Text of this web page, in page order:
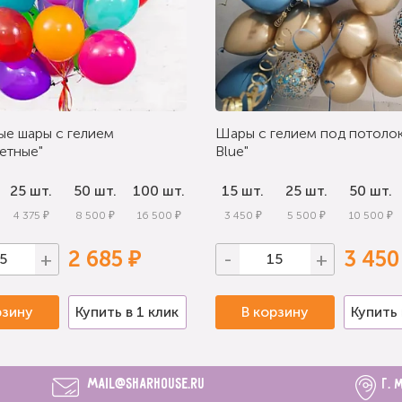
шары с гелием
25 шт.
4 375 ₽
50 шт.
8 500 ₽
100 шт.
16 500 ₽
+ 2 685 ₽
Купить в 1 клик
Шары с гелием под
Blue"
15 шт.
3 450 ₽
25 шт.
5 500 ₽
50 шт.
10 500 ₽
- + 3
В корзину Купить
mail@sharhouse.ru г.